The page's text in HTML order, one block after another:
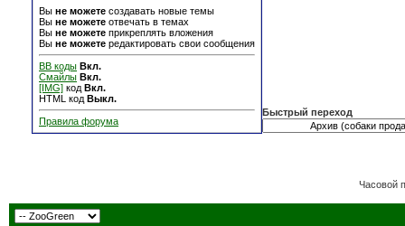
Вы не можете создавать новые темы
Вы не можете отвечать в темах
Вы не можете прикреплять вложения
Вы не можете редактировать свои сообщения
BB коды Вкл.
Смайлы Вкл.
[IMG] код Вкл.
HTML код Выкл.
Правила форума
Быстрый переход
Часовой